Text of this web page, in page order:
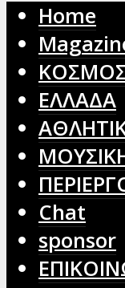
Home
ΕΛΛΑΔΑ
Chat
sponsor